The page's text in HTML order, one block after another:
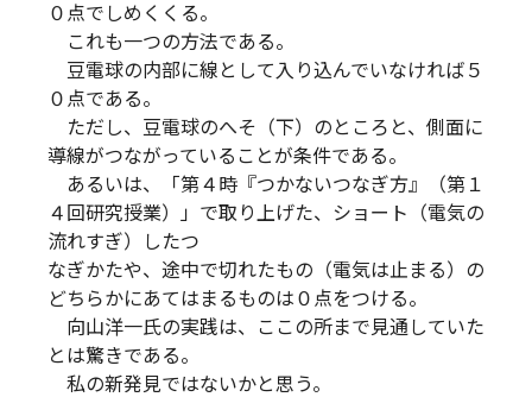
０点でしめくくる。
これも一つの方法である。
豆電球の内部に線として入り込んでいなければ５
０点である。
ただし、豆電球のへそ（下）のところと、側面に
導線がつながっていることが条件である。
あるいは、「第４時『つかないつなぎ方』（第１
４回研究授業）」で取り上げた、ショート（電気の
流れすぎ）したつ
なぎかたや、途中で切れたもの（電気は止まる）の
どちらかにあてはまるものは０点をつける。
向山洋一氏の実践は、ここの所まで見通していた
とは驚きである。
私の新発見ではないかと思う。